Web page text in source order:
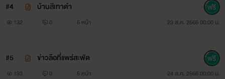
#4 บ้านสีเทาดำ
132 0 5 หน้า 23 ส.ค. 2566 00:00 น.
#5 ข่าวลือที่แพร่สะพัด
133 0 5 หน้า 24 ส.ค. 2566 00:00 น.